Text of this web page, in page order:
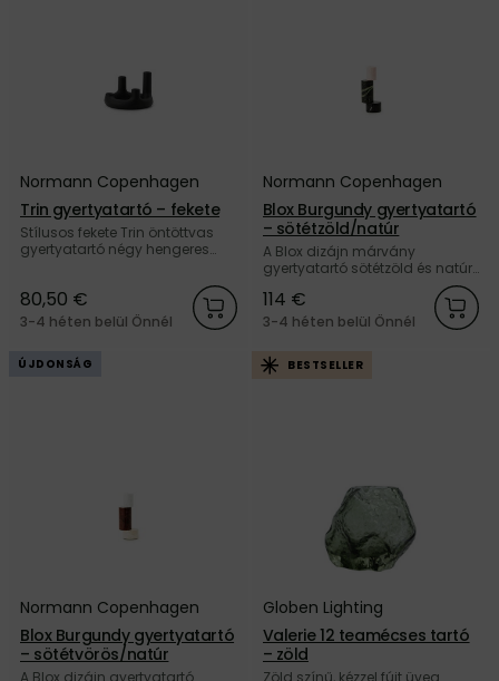
Normann Copenhagen
Trin gyertyatartó – fekete
Stílusos fekete Trin öntöttvas
gyertyatartó négy hengeres
márkától.
80,50 €
3-4 héten belül Önnél
Normann Copenhagen
Blox Burgundy gyertyatartó
– sötétzöld/natúr
A Blox dizájn márvány
gyertyatartó sötétzöld és natúr
színek kombinációjában a dán
Normann Copenhagen
márkától.
114 €
3-4 héten belül Önnél
ÚJDONSÁG
Normann Copenhagen
Blox Burgundy gyertyatartó
– sötétvörös/natúr
A Blox dizájn gyertyatartó
BESTSELLER
Globen Lighting
Valerie 12 teamécses tartó
– zöld
Zöld színű, kézzel fújt üveg